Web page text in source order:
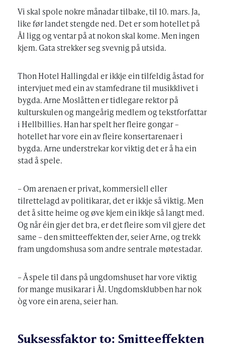
Vi skal spole nokre månadar tilbake, til 10. mars. Ja,
like før landet stengde ned. Det er som hotellet på
Ål ligg og ventar på at nokon skal kome. Men ingen
kjem. Gata strekker seg svevnig på utsida.
Thon Hotel Hallingdal er ikkje ein tilfeldig åstad for
intervjuet med ein av stamfedrane til musikklivet i
bygda. Arne Moslåtten er tidlegare rektor på
kulturskulen og mangeårig medlem og tekstforfattar
i Hellbillies. Han har spelt her fleire gongar –
hotellet har vore ein av fleire konsertarenaer i
bygda. Arne understrekar kor viktig det er å ha ein
stad å spele.
– Om arenaen er privat, kommersiell eller
tilrettelagd av politikarar, det er ikkje så viktig. Men
det å sitte heime og øve kjem ein ikkje så langt med.
Og når éin gjer det bra, er det fleire som vil gjere det
same – den smitteeffekten der, seier Arne, og trekk
fram ungdomshusa som andre sentrale møtestadar.
– Å spele til dans på ungdomshuset har vore viktig
for mange musikarar i Ål. Ungdomsklubben har nok
òg vore ein arena, seier han.
Suksessfaktor to: Smitteeffekten